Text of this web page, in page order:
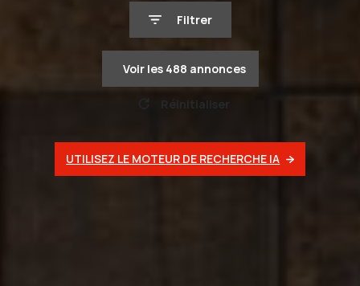
Filtrer
Voir les 488 annonces
Réinitialiser
UTILISEZ LE MOTEUR DE RECHERCHE IA